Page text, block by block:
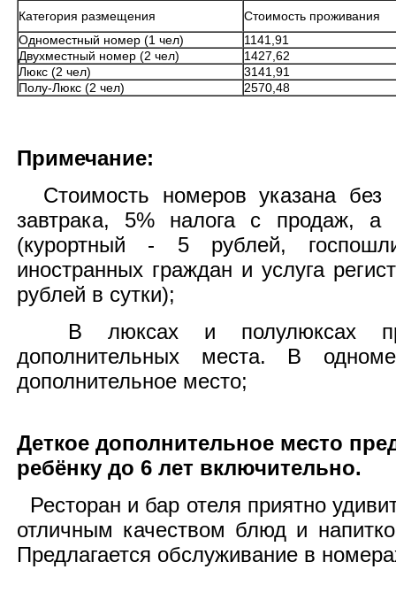
Категория размещения
Стоимость проживания
Одноместный номер (1 чел)
1141,91
Двухместный номер (2 чел)
1427,62
Люкс (2 чел)
3141,91
Полу-Люкс (2 чел)
2570,48
Примечание:
Стоимость номеров указана без
завтрака, 5% налога с продаж, а
(курортный - 5 рублей,
иностранных граждан и услуга
рублей в сутки);
В люксах и полулюксах
дополнительных места. В
дополнительное место;
Деткое дополнительное место
ребёнку до 6 лет включительно.
Ресторан и бар отеля приятно
отличным качеством блюд и
Предлагается обслуживание в